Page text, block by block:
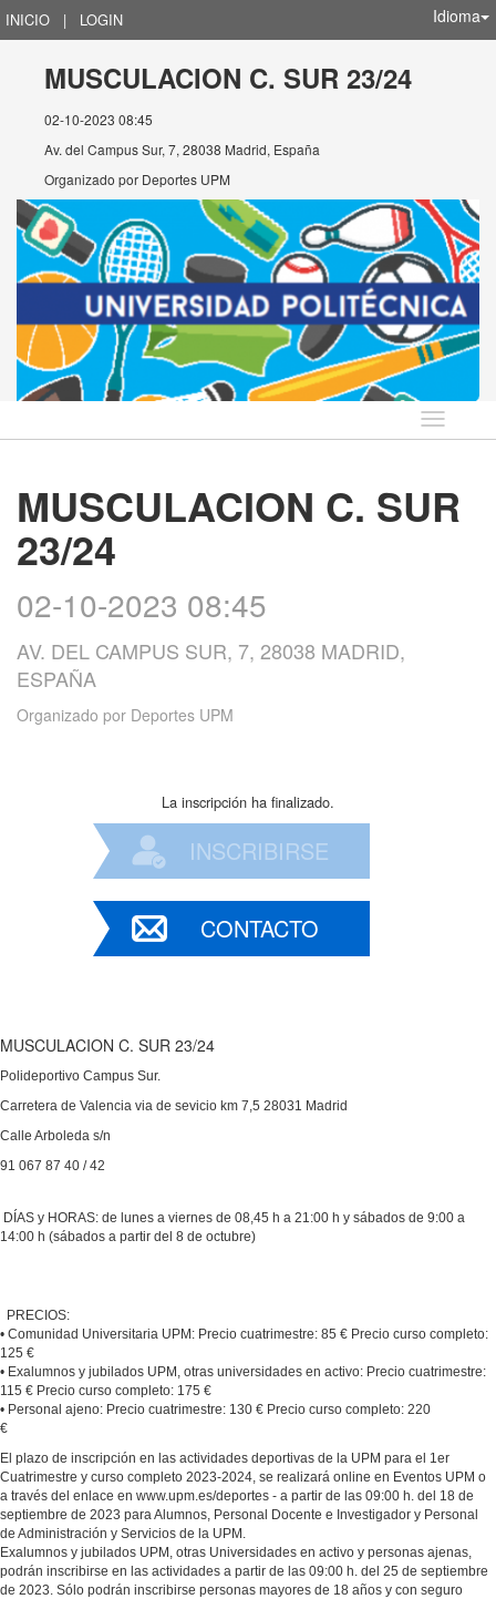
INICIO | LOGIN Idioma
MUSCULACION C. SUR 23/24
02-10-2023 08:45
Av. del Campus Sur, 7, 28038 Madrid, España
Organizado por Deportes UPM
Idioma
MUSCULACION C. SUR
23/24
02-10-2023 08:45
AV. DEL CAMPUS SUR, 7, 28038 MADRID,
ESPAÑA
Organizado por Deportes UPM
La inscripción ha finalizado.
INSCRIBIRSE
CONTACTO
MUSCULACION C. SUR 23/24
Polideportivo Campus Sur.
Carretera de Valencia via de sevicio km 7,5 28031 Madrid
Calle Arboleda s/n
91 067 87 40 / 42
DÍAS y HORAS: de lunes a viernes de 08,45 h a 21:00 h y sábados de 9:00 a
14:00 h (sábados a partir del 8 de octubre)
PRECIOS:
• Comunidad Universitaria UPM: Precio cuatrimestre: 85 € Precio curso completo:
125 €
• Exalumnos y jubilados UPM, otras universidades en activo: Precio cuatrimestre:
115 € Precio curso completo: 175 €
• Personal ajeno: Precio cuatrimestre: 130 € Precio curso completo: 220
€
El plazo de inscripción en las actividades deportivas de la UPM para el 1er
Cuatrimestre y curso completo 2023-2024, se realizará online en Eventos UPM o
a través del enlace en www.upm.es/deportes - a partir de las 09:00 h. del 18 de
septiembre de 2023 para Alumnos, Personal Docente e Investigador y Personal
de Administración y Servicios de la UPM.
Exalumnos y jubilados UPM, otras Universidades en activo y personas ajenas,
podrán inscribirse en las actividades a partir de las 09:00 h. del 25 de septiembre
de 2023. Sólo podrán inscribirse personas mayores de 18 años y con seguro